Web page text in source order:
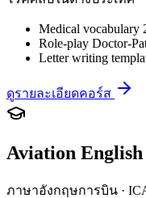
Medical vocabulary
Role-play Doctor-
Letter writing
ดูรายละเอียดคอร์ส
Aviation
ภาษาอังกฤษการบิน ·